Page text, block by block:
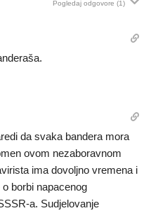
Pogledaj odgovore (1)
da svaka bandera mora
ovom nezaboravnom
ima dovoljno vremena i
borbi napacenog
a. Sudjelovanje